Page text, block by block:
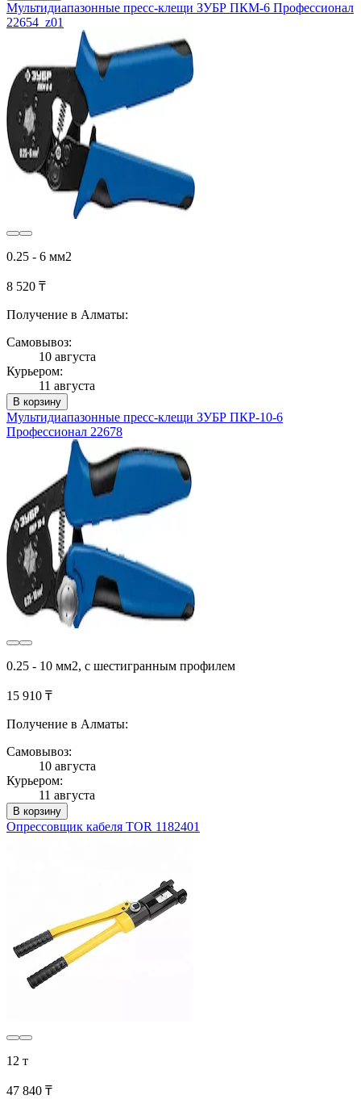
Мультидиапазонные пресс-клещи ЗУБР ПКМ-6 Профессионал
22654_z01
0.25 - 6 мм2
8 520 ₸
Получение в Алматы:
Самовывоз:
10 августа
Курьером:
11 августа
В корзину
Мультидиапазонные пресс-клещи ЗУБР ПКР-10-6
Профессионал 22678
0.25 - 10 мм2, с шестигранным профилем
15 910 ₸
Получение в Алматы:
Самовывоз:
10 августа
Курьером:
11 августа
В корзину
Опрессовщик кабеля TOR 1182401
12 т
47 840 ₸